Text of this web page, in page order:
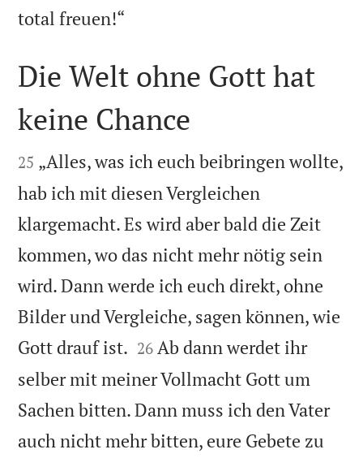
total freuen!“

Die Welt ohne Gott hat
keine Chance

25 „Alles, was ich euch beibringen wollte,
hab ich mit diesen Vergleichen
klargemacht. Es wird aber bald die Zeit
kommen, wo das nicht mehr nötig sein
wird. Dann werde ich euch direkt, ohne
Bilder und Vergleiche, sagen können, wie
Gott drauf ist. 

26 Ab dann werdet ihr
selber mit meiner Vollmacht Gott um
Sachen bitten. Dann muss ich den Vater
auch nicht mehr bitten, eure Gebete zu